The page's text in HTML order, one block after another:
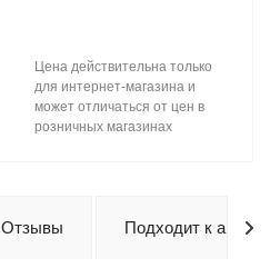
Цена действительна только
для интернет-магазина и
может отличаться от цен в
розничных магазинах
Отзывы Подходит к авто